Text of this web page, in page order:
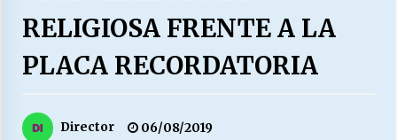
27/07/2026
MUNICIPALIDAD, TRABAJADORES, CLIMA
RELIGIOSA FRENTE A LA
PLACA RECORDATORIA
Director 06/08/2019